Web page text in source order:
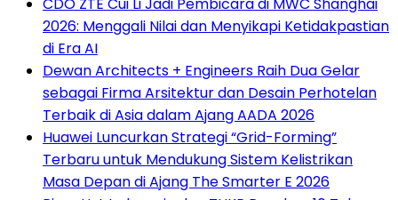
2026: Menggali Nilai dan Menyikapi Ketidakpastian
di Era AI
Dewan Architects + Engineers Raih Dua Gelar
sebagai Firma Arsitektur dan Desain Perhotelan
Terbaik di Asia dalam Ajang AADA 2026
Huawei Luncurkan Strategi “Grid-Forming”
Terbaru untuk Mendukung Sistem Kelistrikan
Masa Depan di Ajang The Smarter E 2026